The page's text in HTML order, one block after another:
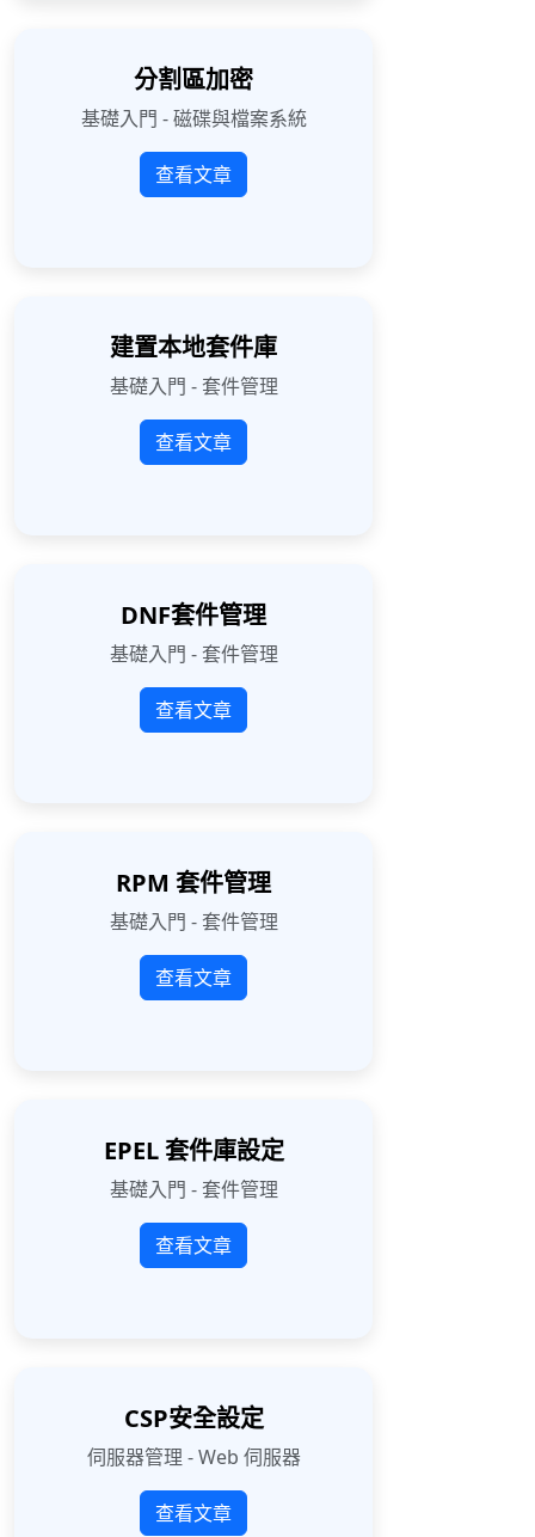
分割區加密
基礎入門 - 磁碟與檔案系統
查看文章
建置本地套件庫
基礎入門 - 套件管理
查看文章
DNF套件管理
基礎入門 - 套件管理
查看文章
RPM 套件管理
基礎入門 - 套件管理
查看文章
EPEL 套件庫設定
基礎入門 - 套件管理
查看文章
CSP安全設定
伺服器管理 - Web 伺服器
查看文章